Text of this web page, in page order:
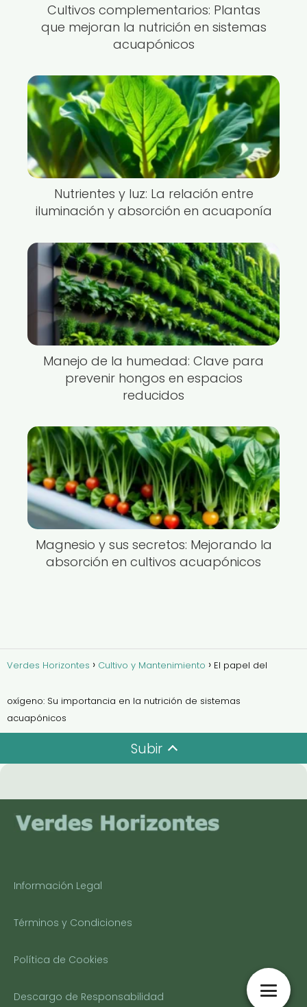
Cultivos complementarios: Plantas
que mejoran la nutrición en sistemas
acuapónicos
Nutrientes y luz: La relación entre
iluminación y absorción en acuaponía
Manejo de la humedad: Clave para
prevenir hongos en espacios
reducidos
Magnesio y sus secretos: Mejorando la
absorción en cultivos acuapónicos
Verdes Horizontes Cultivo y Mantenimiento El papel del
oxígeno: Su importancia en la nutrición de sistemas
acuapónicos
Subir
Información Legal
Términos y Condiciones
Política de Cookies
Descargo de Responsabilidad